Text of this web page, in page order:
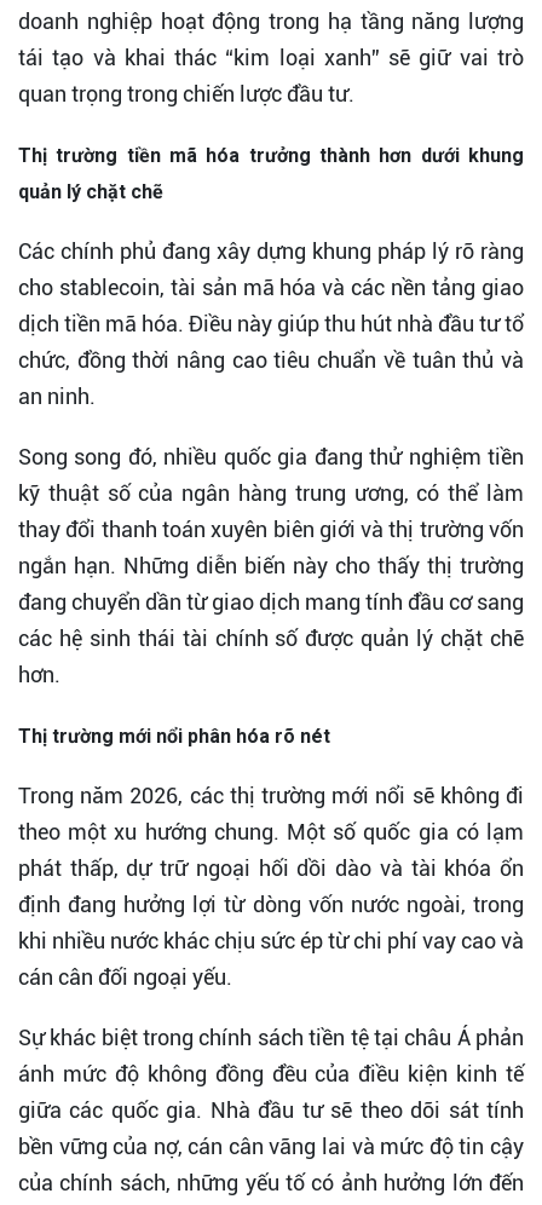
doanh nghiệp hoạt động trong hạ tầng năng lượng
tái tạo và khai thác “kim loại xanh” sẽ giữ vai trò
quan trọng trong chiến lược đầu tư.
Thị trường tiền mã hóa trưởng thành hơn dưới khung
quản lý chặt chẽ
Các chính phủ đang xây dựng khung pháp lý rõ ràng
cho stablecoin, tài sản mã hóa và các nền tảng giao
dịch tiền mã hóa. Điều này giúp thu hút nhà đầu tư tổ
chức, đồng thời nâng cao tiêu chuẩn về tuân thủ và
an ninh.
Song song đó, nhiều quốc gia đang thử nghiệm tiền
kỹ thuật số của ngân hàng trung ương, có thể làm
thay đổi thanh toán xuyên biên giới và thị trường vốn
ngắn hạn. Những diễn biến này cho thấy thị trường
đang chuyển dần từ giao dịch mang tính đầu cơ sang
các hệ sinh thái tài chính số được quản lý chặt chẽ
hơn.
Thị trường mới nổi phân hóa rõ nét
Trong năm 2026, các thị trường mới nổi sẽ không đi
theo một xu hướng chung. Một số quốc gia có lạm
phát thấp, dự trữ ngoại hối dồi dào và tài khóa ổn
định đang hưởng lợi từ dòng vốn nước ngoài, trong
khi nhiều nước khác chịu sức ép từ chi phí vay cao và
cán cân đối ngoại yếu.
Sự khác biệt trong chính sách tiền tệ tại châu Á phản
ánh mức độ không đồng đều của điều kiện kinh tế
giữa các quốc gia. Nhà đầu tư sẽ theo dõi sát tính
bền vững của nợ, cán cân vãng lai và mức độ tin cậy
của chính sách, những yếu tố có ảnh hưởng lớn đến